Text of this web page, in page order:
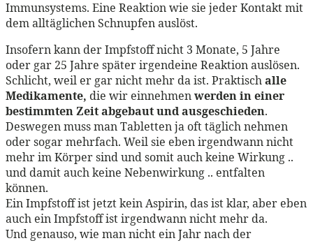
Immunsystems. Eine Reaktion wie sie jeder Kontakt mit
dem alltäglichen Schnupfen auslöst.
Insofern kann der Impfstoff nicht 3 Monate, 5 Jahre
oder gar 25 Jahre später irgendeine Reaktion auslösen.
Schlicht, weil er gar nicht mehr da ist. Praktischalle
Medikamente, die wir einnehmenwerden in einer
bestimmten Zeit abgebaut und ausgeschieden.
Deswegen muss man Tabletten ja oft täglich nehmen
oder sogar mehrfach. Weil sie eben irgendwann nicht
mehr im Körper sind und somit auch keine Wirkung ..
und damit auch keine Nebenwirkung .. entfalten
können.
Ein Impfstoff ist jetzt kein Aspirin, das ist klar, aber eben
auch ein Impfstoff ist irgendwann nicht mehr da.
Und genauso, wie man nicht ein Jahr nach der